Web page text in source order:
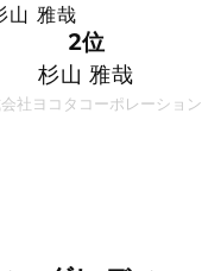
2位
杉山 雅哉
社ヨコタコーポレーション